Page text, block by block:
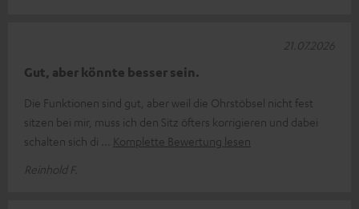
Gut, aber könnte besser sein.
Die Funktionen sind gut, aber weil die Ohrstöbsel nicht fest
sitzen bei mir, muss ich den Sitz öfters korrigieren und dabei
schalten sich di
Komplette Bewertung lesen
Reinhold F.
21.07.2026